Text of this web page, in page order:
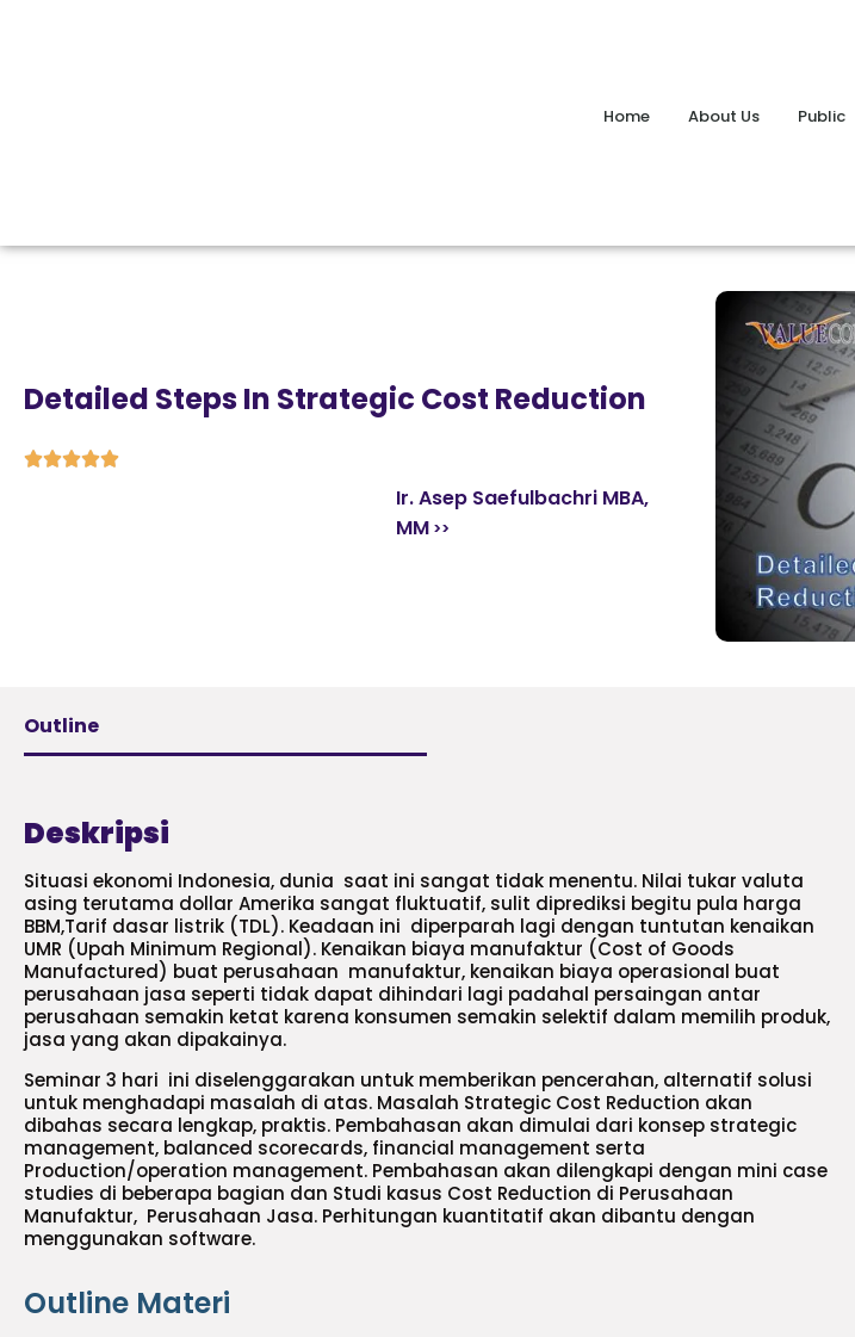
Home About Us Public
Detailed Steps In Strategic Cost Reduction

Ir. Asep Saefulbachri MBA,
MM
Outline
Deskripsi
Situasi ekonomi Indonesia, dunia saat ini sangat tidak menentu. Nilai tukar valuta
asing terutama dollar Amerika sangat fluktuatif, sulit diprediksi begitu pula harga
BBM,Tarif dasar listrik (TDL). Keadaan ini diperparah lagi dengan tuntutan kenaikan
UMR (Upah Minimum Regional). Kenaikan biaya manufaktur (Cost of Goods
Manufactured) buat perusahaan manufaktur, kenaikan biaya operasional buat
perusahaan jasa seperti tidak dapat dihindari lagi padahal persaingan antar
perusahaan semakin ketat karena konsumen semakin selektif dalam memilih produk,
jasa yang akan dipakainya.
Seminar 3 hari ini diselenggarakan untuk memberikan pencerahan, alternatif solusi
untuk menghadapi masalah di atas. Masalah Strategic Cost Reduction akan
dibahas secara lengkap, praktis. Pembahasan akan dimulai dari konsep strategic
management, balanced scorecards, financial management serta
Production/operation management. Pembahasan akan dilengkapi dengan mini case
studies di beberapa bagian dan Studi kasus Cost Reduction di Perusahaan
Manufaktur, Perusahaan Jasa. Perhitungan kuantitatif akan dibantu dengan
menggunakan software.
Outline Materi